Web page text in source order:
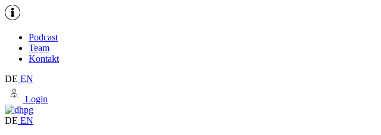
Podcast
Team
Kontakt
DE EN
Login
DE EN